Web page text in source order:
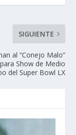
SIGUIENTE
al “Conejo Malo”
para Show de Medio
del Super Bowl LX